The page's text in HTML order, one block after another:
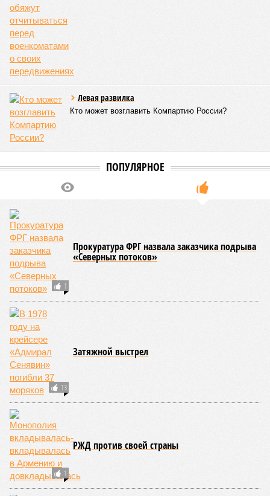
– говорит Раевский.
Весь ВПК. Потому что так делают все. Уж не знаю, как
поступит наше политическое руководство. Но если
действовать по букве закона, мы останемся без ВПК в
разгар войны»
А вот публицист
соглашаться с подобной постановкой вопроса. Он
предлагает«воздержаться от таких обобщений,
которые, по сути, ставят добросовестных
разработчиков и производителей на одну доску со
схематозниками, даже учитывая то обстоятельство,
и регламентирования в определённой степени сближают
эти две категории в степени вероятности рисков
огребания». «Вопросы конкретно по схематозникам и их
рамки проблематики всей этой избыточной
зарегулированности и неэффективного управления
расходами, и проникаться пониманием на таких примерах
категорически не выходит», – уверен Голиков.
Каждый дрон обходился военному ведомству в 8 млн рублей,
однако «производителю» стоил всего 1,2 миллиона. Эта цена,
очевидно, включала и стоимость закупки китайского
беспилотника, и траты на его символическую доработку
Время вышло?
Однако, рассуждая об описанных схемах и
злонамеренности менеджеров «ЭФКО» с примкнувшей к
ним чиновницей Минпромторга, нельзя не задаться
вопросом: почему необходимость прибегать к
использованию зарубежных комплектующих оказывается
столь насущной?
Алексей Чадаев приводит такой пример:
сделать полностью российский моторчик. Ты можешь